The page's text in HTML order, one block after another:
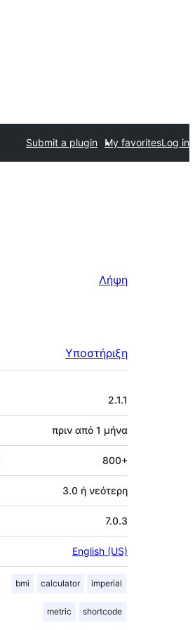
Submit a plugin My favoritesLog in
Λήψη
Υποστήριξη
2.1.1
πριν από 1 μήνα
800+
3.0 ή νεότερη
7.0.3
English (US)
bmi calculator imperial
metric shortcode